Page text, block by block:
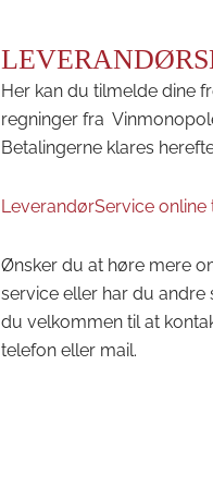
Her kan du tilmelde dine
regninger fra
Betalingerne klares
LeverandørService online
Ønsker du at høre mere
service eller har du andre
du velkommen til at
telefon eller mail.